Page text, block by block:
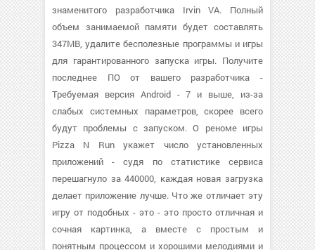
знаменитого разработчика Irvin VA. Полный
объем занимаемой памяти будет составлять
347MB, удалите бесполезные программы и игры
для гарантированного запуска игры. Получите
последнее ПО от вашего разработчика -
Требуемая версия Android - 7 и выше, из-за
слабых системных параметров, скорее всего
будут проблемы с запуском. О реноме игры
Pizza N Run укажет число установленных
приложений - судя по статистике сервиса
перешагнуло за 440000, каждая новая загрузка
делает приложение лучше. Что же отличает эту
игру от подобных - это - это просто отличная и
сочная картинка, а вместе с простым и
понятным процессом и хорошими мелодиями и